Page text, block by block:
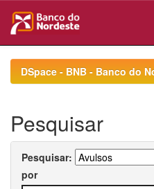
navigationDSpace - BNB - Banco do
Pesquisar
Pesquisar:
por